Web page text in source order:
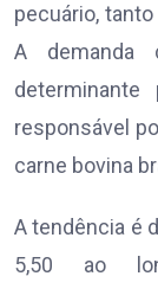
pecuário,
A demanda
responsável
carne bovina
A tendência é
5,50 ao